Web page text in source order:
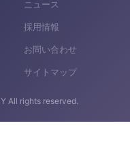
ニュース
採用情報
お問い合わせ
サイトマップ
All rights reserved.